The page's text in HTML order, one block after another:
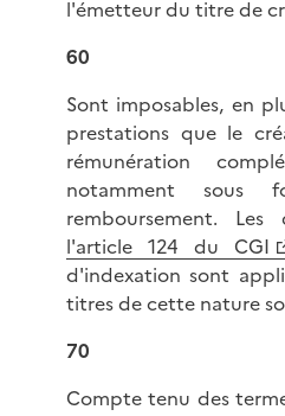
l'émetteur du titre de
60
Sont imposables, en
prestations que le
rémunération
notamment sous
remboursement.
l'article 124 du CGI
d'indexation sont
titres de cette nature
70
Compte tenu des